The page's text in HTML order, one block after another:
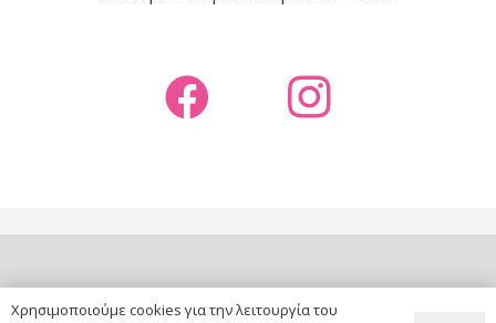
copyright ©MOM & DAD|website by
Χρησιμοποιούμε cookies για την λειτουργία του